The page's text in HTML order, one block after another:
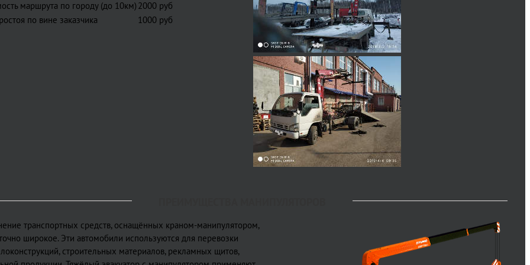
маршрута по городу (до 10км) 2000 руб
по вине заказчика
1000 руб
транспортных средств, оснащённых краном-манипулятором,
широкое. Эти автомобили используются для перевозки
строительных материалов, рекламных щитов,